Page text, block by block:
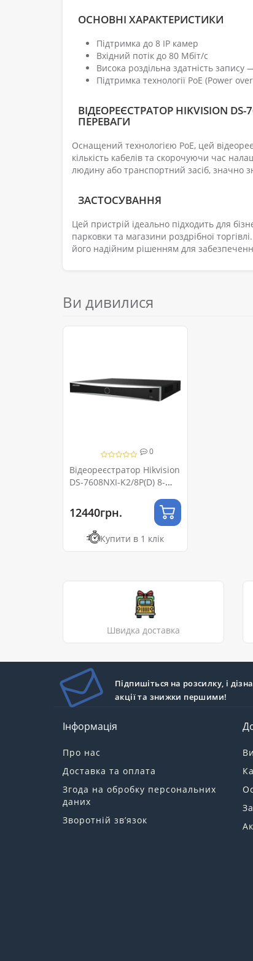
ОСНОВНІ ХАРАКТЕРИСТИКИ
Підтримка до 8 IP камер
Вхідний потік до 80 Мбіт/с
Висока роздільна здатність запису
Підтримка технології PoE (Power
ВІДЕОРЕЄСТРАТОР HIKVISION DS-
ПЕРЕВАГИ
Оснащений технологією PoE, цей
кількість кабелів та скорочуючи час
людину або транспортний засіб, значно
ЗАСТОСУВАННЯ
Цей пристрій ідеально підходить для
парковки та магазини роздрібної
його надійним рішенням для
Ви дивилися
0
Відеореєстратор Hikvision
DS-7608NXI-K2/8P(D) 8-
AcuSense
12440грн.
Купити в 1 клік
Швидка доставка
Підпишіться на розсилку, і
акції та знижки першими!
Інформація
Про нас
Доставка та оплата
Згода на обробку персональних
даних
Зворотній зв’язок